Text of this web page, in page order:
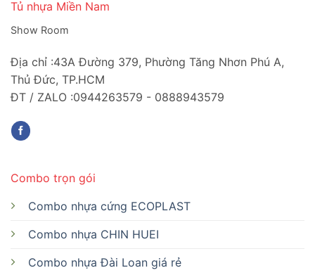
Tủ nhựa Miền Nam
Show Room
Địa chỉ :43A Đường 379, Phường Tăng Nhơn Phú A,
Thủ Đức, TP.HCM
ĐT / ZALO :0944263579 - 0888943579
Combo trọn gói
Combo nhựa cứng ECOPLAST
Combo nhựa CHIN HUEI
Combo nhựa Đài Loan giá rẻ